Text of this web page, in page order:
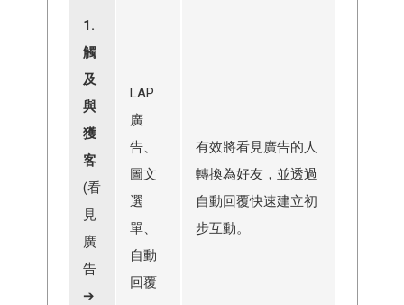
1.
觸
及
與
獲
客
(看
見
廣
告
➔
LAP
廣
告、
圖文
選
單、
自動
回覆
有效將看見廣告的人
轉換為好友，並透過
自動回覆快速建立初
步互動。